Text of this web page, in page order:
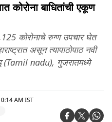
कोरोना बाधितांची एकूण
कोरोनाचे रुग्ण उपचार घेत
असून त्यापाठोपाठ नवी
(Tamil nadu), गुजरातमध्ये
AM IST